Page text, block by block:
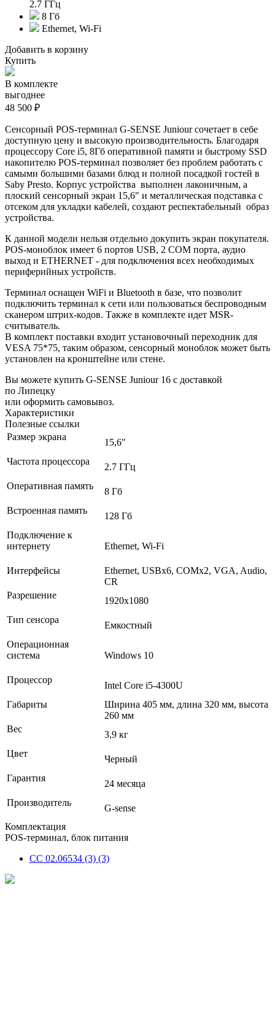
2.7 ГГц
8 Гб
Ethernet, Wi-Fi
Добавить в корзину
Купить
В комплекте
выгоднее
48 500 ₽
Сенсорный POS-терминал G-SENSE Juniour сочетает в себе
доступную цену и высокую производительность. Благодаря
процессору Core i5, 8Гб оперативной памяти и быстрому SSD
накопителю POS-терминал позволяет без проблем работать с
самыми большими базами блюд и полной посадкой гостей в
Saby Presto. Корпус устройства выполнен лаконичным, а
плоский сенсорный экран 15,6" и металлическая подставка с
отсеком для укладки кабелей, создают респектабельный образ
устройства.
К данной модели нельзя отдельно докупить экран покупателя.
POS-моноблок имеет 6 портов USB, 2 COM порта, аудио
выход и ETHERNET - для подключения всех необходимых
периферийных устройств.
Терминал оснащен WiFi и Bluetooth в базе, что позволит
подключить терминал к сети или пользоваться беспроводным
сканером штрих-кодов. Также в комплекте идет MSR-
считыватель.
В комплект поставки входит установочный переходник для
VESA 75*75, таким образом, сенсорный моноблок может быть
установлен на кронштейне или стене.
Вы можете купить G-SENSE Juniour 16 с доставкой
по Липецку
или оформить самовывоз.
Характеристики
Полезные ссылки
Размер экрана
15,6"
Частота процессора
2.7 ГГц
Оперативная память
8 Гб
Встроенная память
128 Гб
Подключение к
интернету
Ethernet, Wi-Fi
Интерфейсы
Ethernet, USBх6, COMх2, VGA, Audio,
CR
Разрешение
1920x1080
Тип сенсора
Емкостный
Операционная
система
Windows 10
Процессор
Intel Core i5-4300U
Габариты
Ширина 405 мм, длина 320 мм, высота
260 мм
Вес
3,9 кг
Цвет
Черный
Гарантия
24 месяца
Производитель
G-sense
Комплектация
POS-терминал, блок питания
СС 02.06534 (3) (3)